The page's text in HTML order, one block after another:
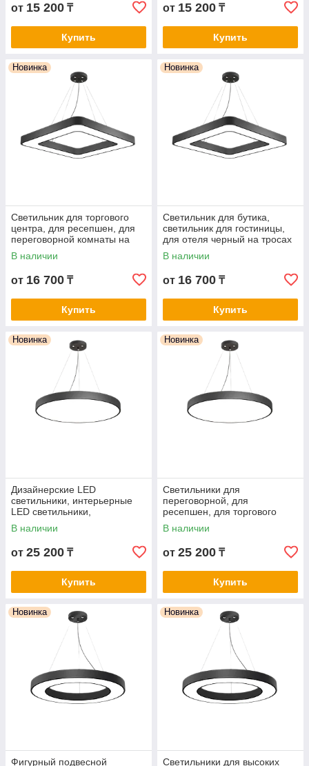
от 15 200 ₸
Купить
от 15 200 ₸
Купить
Новинка
Светильник для торгового
центра, для ресепшен, для
переговорной комнаты на
тросах FH606S-60W-BK-
6500K
В наличии
от 16 700 ₸
Купить
Новинка
Светильник для бутика,
светильник для гостиницы,
для отеля черный на тросах
FH606S-60W-BK-4000K
В наличии
от 16 700 ₸
Купить
Новинка
Дизайнерские LED
светильники, интерьерные
LED светильники,
декоративные
светодиодные подвесные
В наличии
от 25 200 ₸
Купить
Новинка
Светильники для
переговорной, для
ресепшен, для торгового
зала, для бизнес
пространства FH801R-72W-
В наличии
от 25 200 ₸
Купить
Новинка
Фигурный подвесной
Новинка
Светильники для высоких